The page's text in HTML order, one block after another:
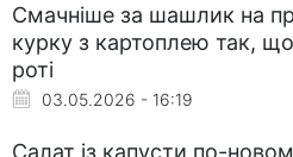
Смачніше за шашлик на
курку з картоплею так,
роті
03.05.2026 - 16:19
Салат із капусти по-